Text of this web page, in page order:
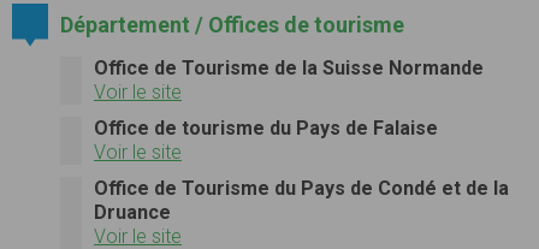
Département / Offices de tourisme
Office de Tourisme de la Suisse Normande
Voir le site
Office de tourisme du Pays de Falaise
Voir le site
Office de Tourisme du Pays de Condé et de la
Druance
Voir le site